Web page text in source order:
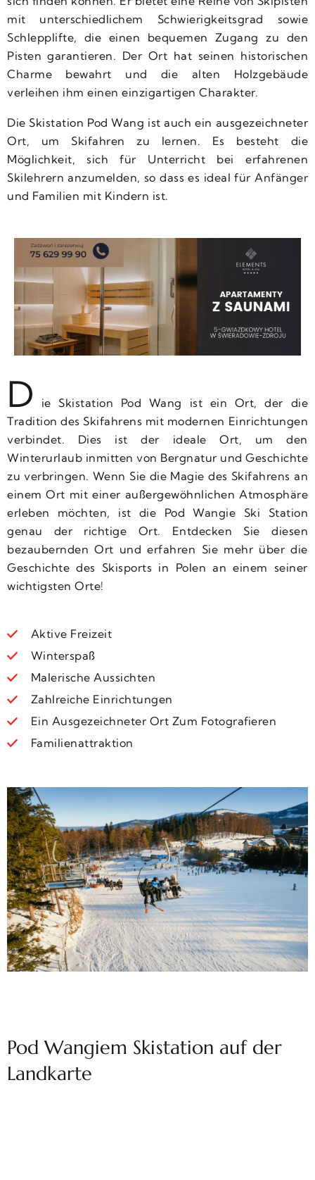
mit unterschiedlichem Schwierigkeitsgrad sowie
Schlepplifte, die einen bequemen Zugang zu den
Pisten garantieren. Der Ort hat seinen historischen
Charme bewahrt und die alten Holzgebäude
verleihen ihm einen einzigartigen Charakter.
Die Skistation Pod Wang ist auch ein ausgezeichneter
Ort, um Skifahren zu lernen. Es besteht die
Möglichkeit, sich für Unterricht bei erfahrenen
Skilehrern anzumelden, so dass es ideal für Anfänger
und Familien mit Kindern ist.
D
ie Skistation Pod Wang ist ein Ort, der die
Tradition des Skifahrens mit modernen Einrichtungen
verbindet. Dies ist der ideale Ort, um den
Winterurlaub inmitten von Bergnatur und Geschichte
zu verbringen. Wenn Sie die Magie des Skifahrens an
einem Ort mit einer außergewöhnlichen Atmosphäre
erleben möchten, ist die Pod Wangie Ski Station
genau der richtige Ort. Entdecken Sie diesen
bezaubernden Ort und erfahren Sie mehr über die
Geschichte des Skisports in Polen an einem seiner
wichtigsten Orte!
Aktive Freizeit
Winterspaß
Malerische Aussichten
Zahlreiche Einrichtungen
Ein Ausgezeichneter Ort Zum Fotografieren
Familienattraktion
Pod Wangiem Skistation auf der
Landkarte